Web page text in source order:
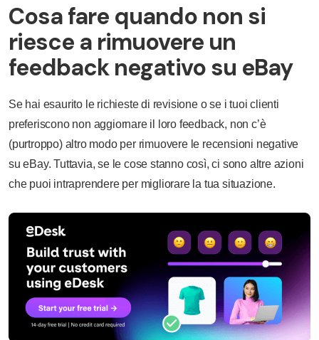
Cosa fare quando non si
riesce a rimuovere un
feedback negativo su eBay
Se hai esaurito le richieste di revisione o se i tuoi clienti
preferiscono non aggiornare il loro feedback, non c’è
(purtroppo) altro modo per rimuovere le recensioni negative
su eBay. Tuttavia, se le cose stanno così, ci sono altre azioni
che puoi intraprendere per migliorare la tua situazione.